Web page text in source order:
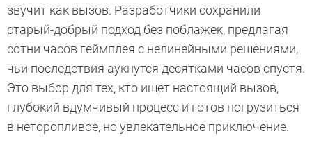
звучит как вызов. Разработчики сохранили
старый-добрый подход без поблажек, предлагая
сотни часов геймплея с нелинейными решениями,
чьи последствия аукнутся десятками часов спустя.
Это выбор для тех, кто ищет настоящий вызов,
глубокий вдумчивый процесс и готов погрузиться
в неторопливое, но увлекательное приключение.